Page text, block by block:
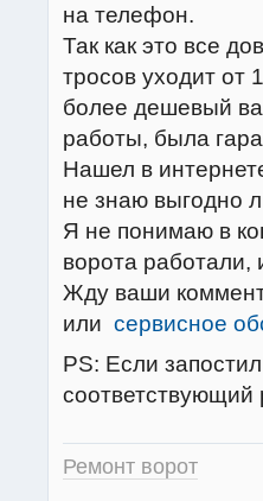
на телефон.
Так как это все
тросов уходит от
более дешевый
работы, была
Нашел в
не знаю выгодно
Я не понимаю в
ворота работали,
Жду ваши
или сервисное
PS: Если
соответствующий
Ремонт ворот